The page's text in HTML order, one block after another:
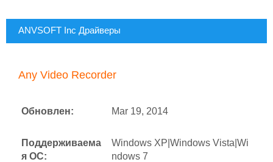
ANVSOFT Inc Драйверы
Any Video Recorder
Обновлен: Mar 19, 2014
Поддерживаема
я ОС:
Windows XP|Windows Vista|Wi
ndows 7